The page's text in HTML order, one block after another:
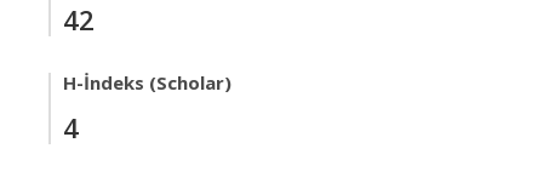
42
H-İndeks (Scholar)
4